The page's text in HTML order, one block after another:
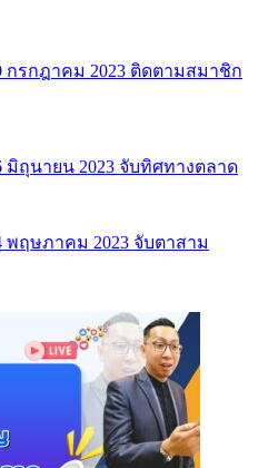
กรกฎาคม 2023 ติดตามสมาชิก
มิถุนายน 2023 จับทิศทางตลาด
พฤษภาคม 2023 จับตาสาม